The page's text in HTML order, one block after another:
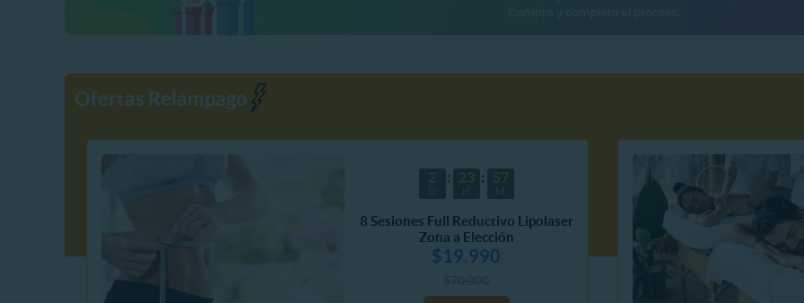
Ofertas Relámpago
2 23 57
8 Sesiones Full Reductivo Lipolaser
Zona a Elección
$19.990